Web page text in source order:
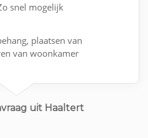
snel mogelijk
plaatsen van
van woonkamer
uit Haaltert